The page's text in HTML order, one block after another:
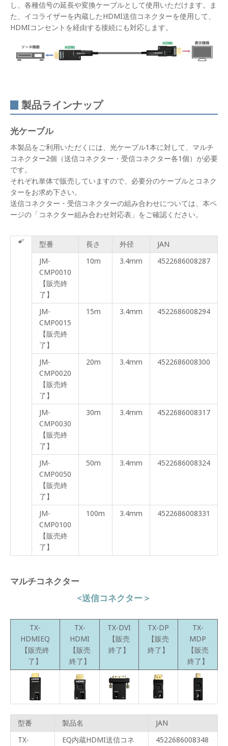
し、各種信号の延長や変換ケーブルとして使用いただけます。ま
た、イコライザーを内蔵したHDMI送信コネクターを使用して、
HDMIコンセントを経由する接続にも対応します。
製品ラインナップ
光ケーブル
本製品をご利用いただくには、光ケーブル1本に対して、マルチ
コネクター2個（送信コネクター・受信コネクター各1個）が必要
です。
それぞれ単体で販売していますので、必要分のケーブルとコネク
ターをお求め下さい。
送信コネクター・受信コネクターの組み合わせについては、本ペ
ージの「コネクター組み合わせ対応表」をご確認ください。
型番 長さ 外径
JAN
JM-
CMP0010
【販売終
了】
10m 3.4mm 4522686008287
JM-
CMP0015
【販売終
了】
15m 3.4mm 4522686008294
JM-
CMP0020
【販売終
了】
20m 3.4mm 4522686008300
JM-
CMP0030
【販売終
了】
30m 3.4mm 4522686008317
JM-
CMP0050
【販売終
了】
50m 3.4mm 4522686008324
JM-
CMP0100
【販売終
了】
100m 3.4mm 4522686008331
マルチコネクター
<送信コネクター＞
TX-
HDMIEQ
【販売終
了】
TX-
HDMI
【販売
終了】
TX-DVI
【販売
終了】
TX-DP
【販売
終了】
TX-
MDP
【販売
終了】
型番 製品名
JAN
TX-
EQ内蔵HDMI送信コネ 4522686008348